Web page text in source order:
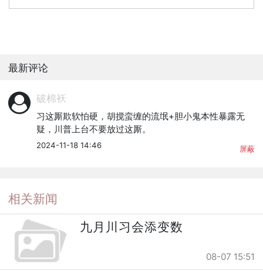
最新评论
破棉袄
习这厮欺软怕硬，胡搅蛮缠的流氓+胆小鬼本性暴露无
疑，川普上台不要放过这厮。
2024-11-18 14:46 屏蔽
相关新闻
九月川习会添变数
08-07 15:51